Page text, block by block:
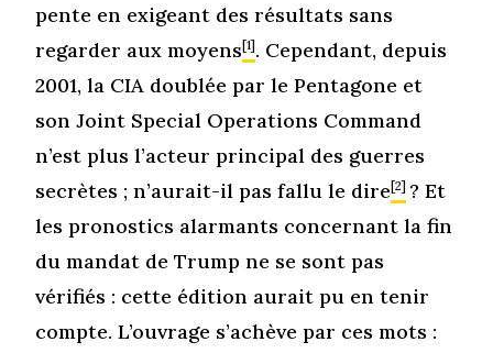
pente en exigeant des résultats sans
regarder aux moyens[1] . Cependant, depuis
2001, la CIA doublée par le Pentagone et
son Joint Special Operations Command
n’est plus l’acteur principal des guerres
secrètes ; n’aurait-il pas fallu le dire[2] ? Et
les pronostics alarmants concernant la fin
du mandat de Trump ne se sont pas
vérifiés : cette édition aurait pu en tenir
compte. L’ouvrage s’achève par ces mots :